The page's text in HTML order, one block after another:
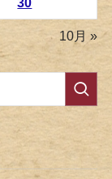
10月 »